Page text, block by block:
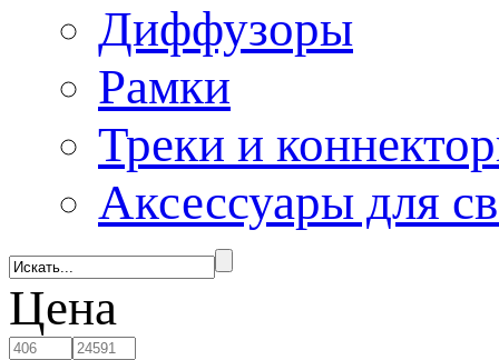
Диффузоры
Рамки
Треки и
Аксессуары для
Цена